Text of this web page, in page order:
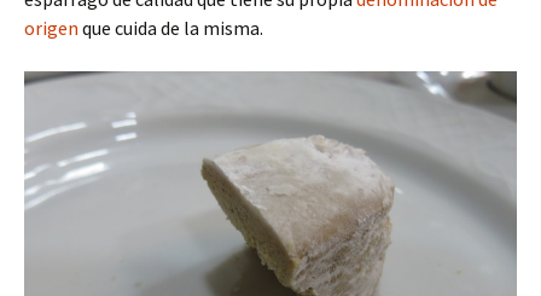
origen que cuida de la misma.